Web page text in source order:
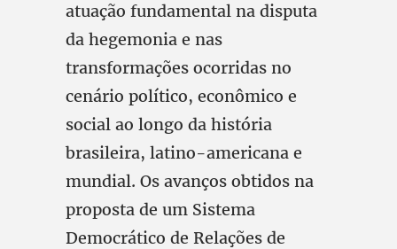
atuação fundamental na disputa
da hegemonia e nas
transformações ocorridas no
cenário político, econômico e
social ao longo da história
brasileira, latino-americana e
mundial. Os avanços obtidos na
proposta de um Sistema
Democrático de Relações de